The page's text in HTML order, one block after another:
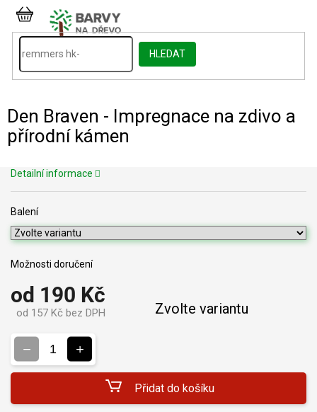
Přejít
obsah
HLEDAT
NÁKUPNÍ
KOŠÍK
Den Braven - Impregnace na zdivo a
přírodní kámen
od 190 Kč
od 157 Kč bez DPH Zvolte variantu
Balení
Možnosti doručení
Přidat do košíku
Detailní informace